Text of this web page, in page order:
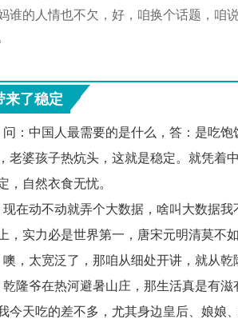
谁的人情也不欠，好，咱换个话题，咱
来了稳定
：中国人最需要的是什么，答：是吃饱
老婆孩子热炕头，这就是稳定。就凭着
，自然衣食无忧。
在动不动就弄个大数据，啥叫大数据我
，实力必是世界第一，唐宋元明清莫不如
，太宽泛了，那咱从细处开讲，就从乾
隆爷在热河避暑山庄，那生活真是有滋
今天吃的差不多，尤其身边皇后、娘娘